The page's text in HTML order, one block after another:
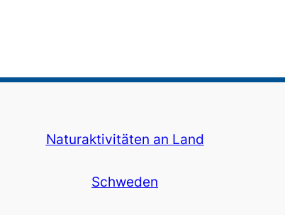
Naturaktivitäten an Land
Schweden